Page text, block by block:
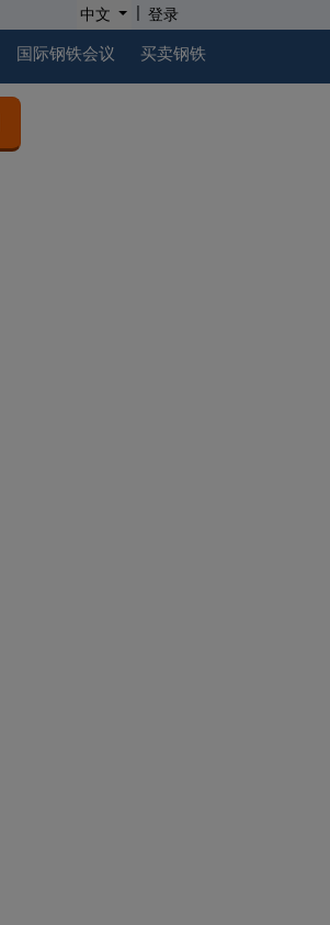
中文 | 登录
国际钢铁会议 买卖钢铁